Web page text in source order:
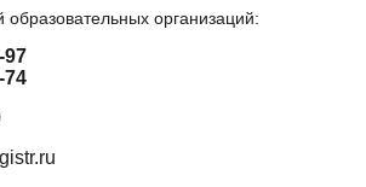
образовательных организаций:
97
74